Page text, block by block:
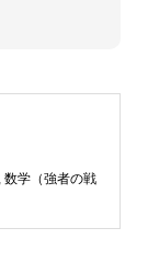
数学（強者の戦